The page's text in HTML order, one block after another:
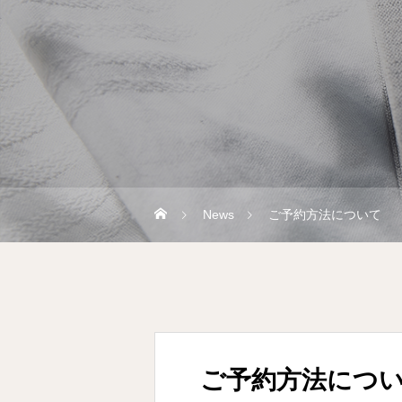
News ご予約方法について
ご予約方法につ